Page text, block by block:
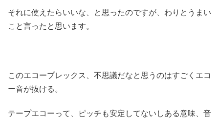
それに使えたらいいな、と思ったのですが、わりとうまい
こと言ったと思います。
このエコープレックス、不思議だなと思うのはすごくエコ
ー音が抜ける。
テープエコーって、ピッチも安定してないしある意味、音